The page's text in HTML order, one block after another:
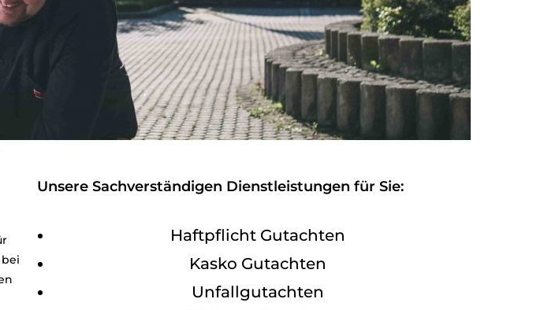
Unsere Sachverständigen Dienstleistungen für Sie:
Haftpflicht Gutachten
Kasko Gutachten
Unfallgutachten